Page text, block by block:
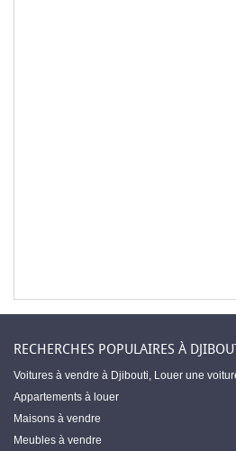
RECHERCHES POPULAIRES À
Voitures à vendre à Djibouti, Louer une
Appartements à louer
Maisons à vendre
Meubles à vendre